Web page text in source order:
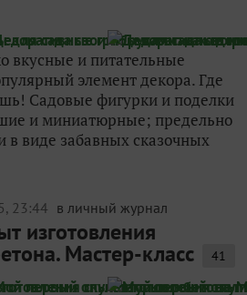
вкусные и питательные
элемент декора. Где
Садовые фигурки и поделки
и миниатюрные; предельно
в виде забавных сказочных
23:44 в личный журнал
изготовления
Мастер-класс 41